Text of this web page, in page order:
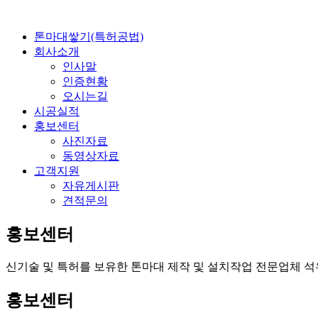
톤마대쌓기(특허공법)
회사소개
인사말
인증현황
오시는길
시공실적
홍보센터
사진자료
동영상자료
고객지원
자유게시판
견적문의
홍보센터
신기술 및 특허를 보유한 톤마대 제작 및 설치작업 전문업체
홍보센터